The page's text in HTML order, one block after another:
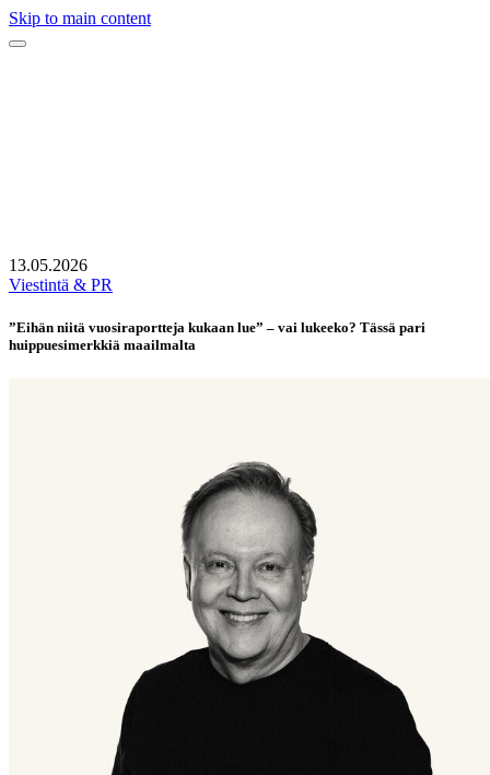
Skip to main content
13.05.2026
Viestintä & PR
”Eihän niitä vuosiraportteja kukaan lue” – vai lukeeko? Tässä pari
huippuesimerkkiä maailmalta